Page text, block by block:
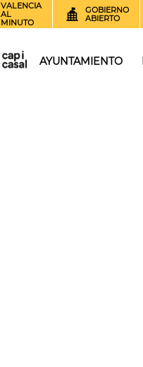
VALENCIA
AL
MINUTO
GOBIERNO
ABIERTO
AYUNTAMIENTO